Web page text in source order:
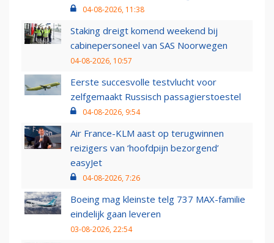
04-08-2026, 11:38
Staking dreigt komend weekend bij
cabinepersoneel van SAS Noorwegen
04-08-2026, 10:57
Eerste succesvolle testvlucht voor
zelfgemaakt Russisch passagierstoestel
04-08-2026, 9:54
Air France-KLM aast op terugwinnen
reizigers van ‘hoofdpijn bezorgend’
easyJet
04-08-2026, 7:26
Boeing mag kleinste telg 737 MAX-familie
eindelijk gaan leveren
03-08-2026, 22:54